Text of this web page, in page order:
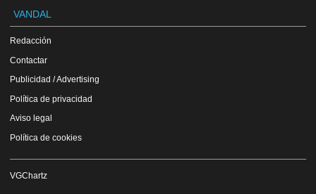
VANDAL
Redacción
Contactar
Publicidad / Advertising
Política de privacidad
Aviso legal
Política de cookies
VGChartz